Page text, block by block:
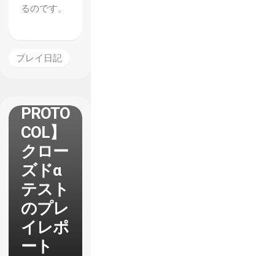
るのです。
プレイ日記
PROTO
COL】
クロー
ズドα
テスト
のプレ
イレポ
ート